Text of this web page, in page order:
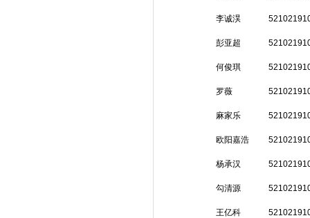
李诚淏
彭亚超
何俊琪
罗薇
麻家乐
欧阳嘉浩
杨承汉
勾清源
王亿科